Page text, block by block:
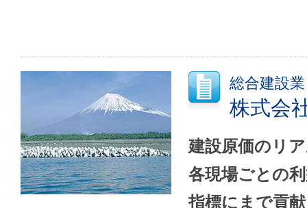
総合建設業
株式会
建設原価のリ
各現場ごとの
指標にまで貢